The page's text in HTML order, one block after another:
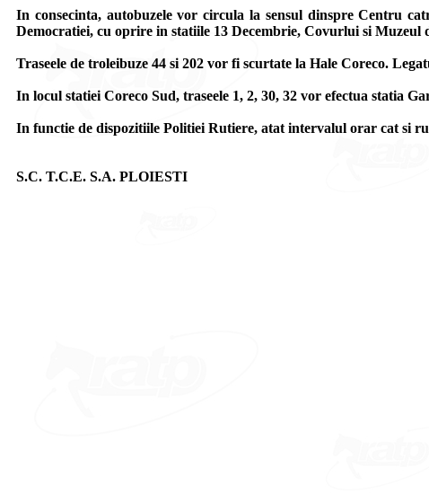
In consecinta, autobuzele vor circula la sensul dinspre Centru
Democratiei, cu oprire in statiile 13 Decembrie, Covurlui si Muzeul
Traseele de troleibuze 44 si 202 vor fi scurtate la Hale Coreco.
In locul statiei Coreco Sud, traseele 1, 2, 30, 32 vor efectua statia
In functie de dispozitiile Politiei Rutiere, atat intervalul orar cat si
S.C. T.C.E. S.A. PLOIESTI